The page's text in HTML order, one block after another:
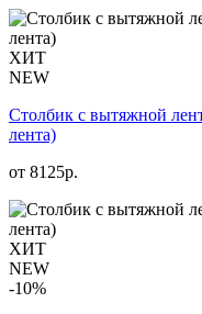
ХИТ
NEW
Столбик с вытяжной
лента)
от 8125р.
ХИТ
NEW
-10%